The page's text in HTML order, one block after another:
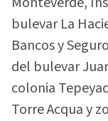
bulevar La
Bancos y
del bulevar
colonia
Torre Acqua y